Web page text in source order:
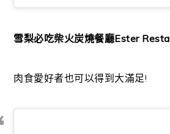
雪梨必吃柴火炭燒餐廳Ester
肉食愛好者也可以得到大滿足!